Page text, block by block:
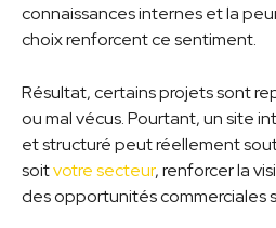
connaissances internes et la
choix renforcent ce sentiment.
Résultat, certains projets sont
ou mal vécus. Pourtant, un site
et structuré peut réellement
soitvotre secteur, renforcer la
des opportunités commerciales